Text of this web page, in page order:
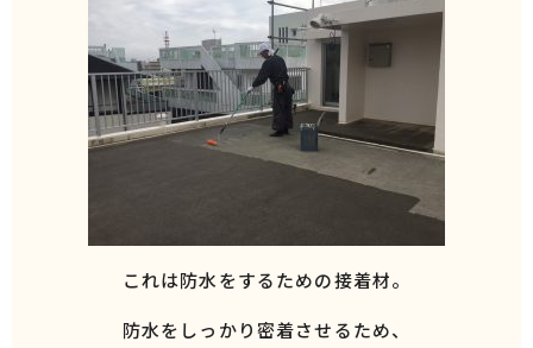
これは防水をするための接着材。
防水をしっかり密着させるため、